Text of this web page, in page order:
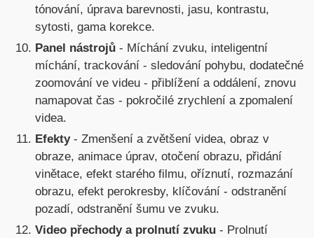
tónování, úprava barevnosti, jasu, kontrastu,
sytosti, gama korekce.
Panel nástrojů - Míchání zvuku, inteligentní
míchání, trackování - sledování pohybu, dodatečné
zoomování ve videu - přiblížení a oddálení, znovu
namapovat čas - pokročilé zrychlení a zpomalení
videa.
Efekty- Zmenšení a zvětšení videa, obraz v
obraze, animace úprav, otočení obrazu, přidání
vinětace, efekt starého filmu, oříznutí, rozmazání
obrazu, efekt perokresby, klíčování - odstranění
pozadí, odstranění šumu ve zvuku.
Video přechody a prolnutí zvuku - Prolnutí